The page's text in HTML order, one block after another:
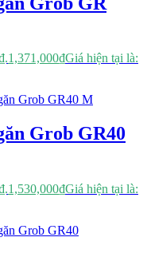
1,371,000₫Giá hiện tại là:
Grob GR40
1,530,000₫Giá hiện tại là: